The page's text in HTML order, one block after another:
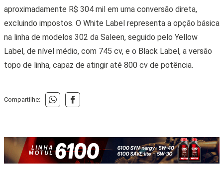
aproximadamente R$ 304 mil em uma conversão direta,
excluindo impostos. O White Label representa a opção básica
na linha de modelos 302 da Saleen, seguido pelo Yellow
Label, de nível médio, com 745 cv, e o Black Label, a versão
topo de linha, capaz de atingir até 800 cv de potência.
Compartilhe: